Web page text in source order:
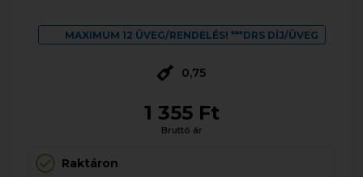
MAXIMUM 12 ÜVEG/RENDELÉS! ***DRS DÍJ/ÜVEG
0,75
1 355 Ft
Bruttó ár
Raktáron